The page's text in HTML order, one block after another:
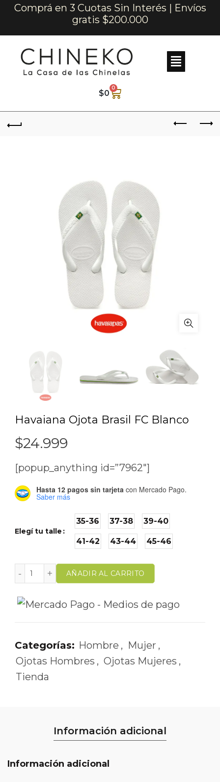
Comprá en 3 Cuotas Sin Interés | Envíos
gratis $200.000
$0
0
Havaiana Ojota Brasil FC Blanco
$24.999
[popup_anything id=”7962″]
Hasta 12 pagos sin tarjeta con Mercado Pago.
Saber más
Elegí tu talle
35-36 37-38 39-40
41-42 43-44 45-46
AÑADIR AL CARRITO
Categorías: Hombre , Mujer ,
Ojotas Hombres , Ojotas Mujeres ,
Tienda
Información adicional
Información adicional